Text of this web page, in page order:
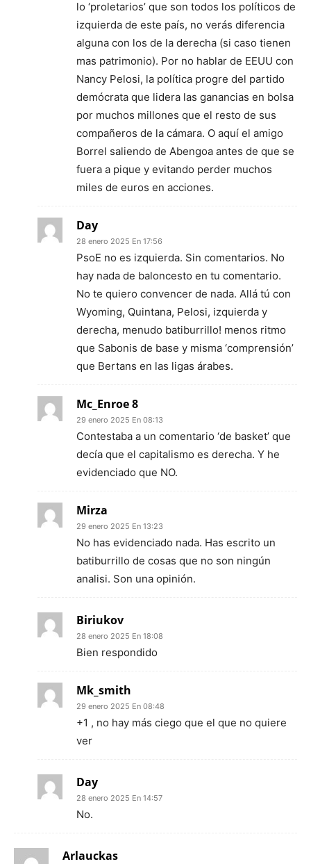
lo ‘proletarios’ que son todos los políticos de
izquierda de este país, no verás diferencia
alguna con los de la derecha (si caso tienen
mas patrimonio). Por no hablar de EEUU con
Nancy Pelosi, la política progre del partido
demócrata que lidera las ganancias en bolsa
por muchos millones que el resto de sus
compañeros de la cámara. O aquí el amigo
Borrel saliendo de Abengoa antes de que se
fuera a pique y evitando perder muchos
miles de euros en acciones.
Day
28 enero 2025 En 17:56
PsoE no es izquierda. Sin comentarios. No
hay nada de baloncesto en tu comentario.
No te quiero convencer de nada. Allá tú con
Wyoming, Quintana, Pelosi, izquierda y
derecha, menudo batiburrillo! menos ritmo
que Sabonis de base y misma ‘comprensión’
que Bertans en las ligas árabes.
Mc_Enroe 8
29 enero 2025 En 08:13
Contestaba a un comentario ‘de basket’ que
decía que el capitalismo es derecha. Y he
evidenciado que NO.
Mirza
29 enero 2025 En 13:23
No has evidenciado nada. Has escrito un
batiburrillo de cosas que no son ningún
analisi. Son una opinión.
Biriukov
28 enero 2025 En 18:08
Bien respondido
Mk_smith
29 enero 2025 En 08:48
+1 , no hay más ciego que el que no quiere
ver
Day
28 enero 2025 En 14:57
No.
Arlauckas